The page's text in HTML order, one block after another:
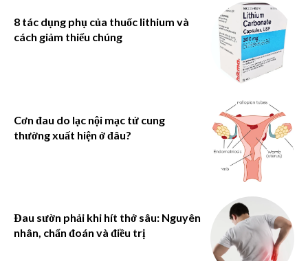
8 tác dụng phụ của thuốc lithium và
cách giảm thiểu chúng
Cơn đau do lạc nội mạc tử cung
thường xuất hiện ở đâu?
Đau sườn phải khi hít thở sâu: Nguyên
nhân, chẩn đoán và điều trị